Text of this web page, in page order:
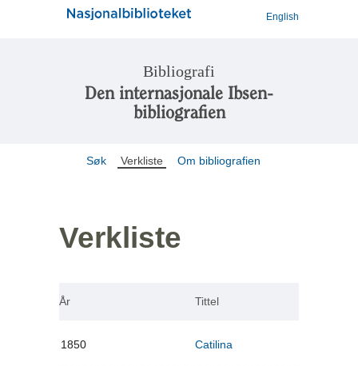
English
Bibliografi
Den internasjonale Ibsen-
bibliografien
Søk Verkliste Om bibliografien
Verkliste
År Tittel
1850 Catilina